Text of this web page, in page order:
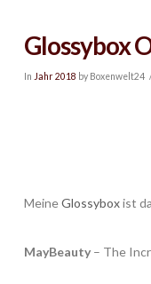
Glossybox
In Jahr 2018 by Boxenwelt24
MeineGlossyboxist
MayBeauty– The